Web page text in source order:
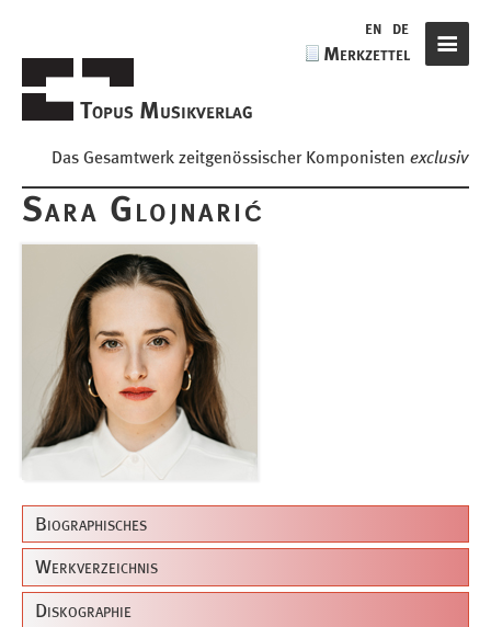
Topus Musikverlag
Das Gesamtwerk zeitgenössischer Komponisten exclusiv
de
en de
Merkzettel
Komponisten
Sara Glojnarić
Biographisches
Werkverzeichnis
Diskographie